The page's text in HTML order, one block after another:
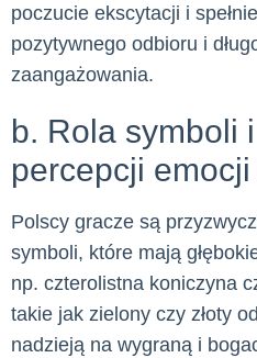
poczucie ekscytacji i
pozytywnego odbioru i
zaangażowania.
b. Rola symboli
percepcji
Polscy gracze są
symboli, które mają
np. czterolistna koniczyna
takie jak zielony czy złoty
nadzieją na wygraną i